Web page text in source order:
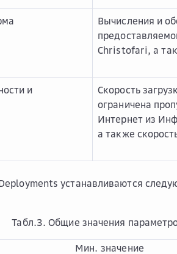
Вычисления и
Christofari, а
и
Скорость
ограничена
Интернет из
а также
устанавливаются
Табл.3. Общие значения
Мин. значение